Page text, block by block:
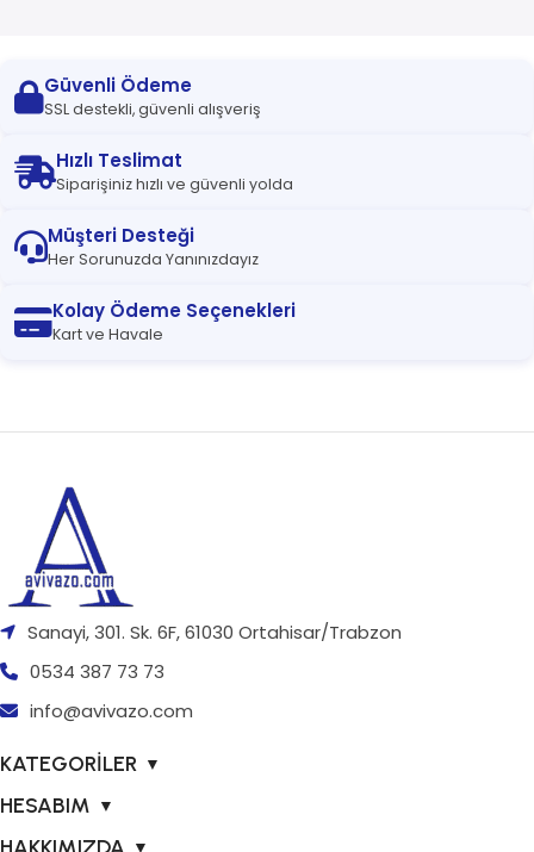
Güvenli Ödeme
SSL destekli, güvenli alışveriş
Hızlı Teslimat
Siparişiniz hızlı ve güvenli yolda
Müşteri Desteği
Her Sorunuzda Yanınızdayız
Kolay Ödeme Seçenekleri
Kart ve Havale
Sanayi, 301. Sk. 6F, 61030 Ortahisar/Trabzon
0534 387 73 73
info@avivazo.com
KATEGORİLER ▼
HESABIM ▼